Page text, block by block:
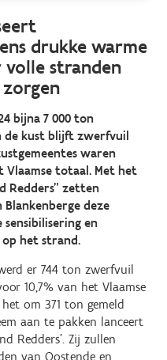
drukke warme
stranden
bijna 7 000 ton
de kust blijft zwerfvuil
waren
Vlaamse totaal. Met het
Redders” zetten
Blankenberge deze
en
op het strand.
er 744 ton zwerfvuil
10,7% van het Vlaamse
om 371 ton gemeld
aan te pakken lanceert
Redders’. Zij zullen
van Oostende en